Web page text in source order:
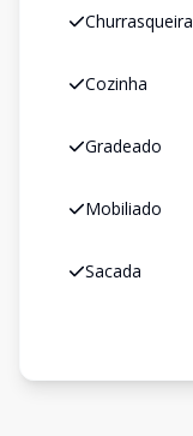
Churrasqueira
Cozinha
Gradeado
Mobiliado
Sacada